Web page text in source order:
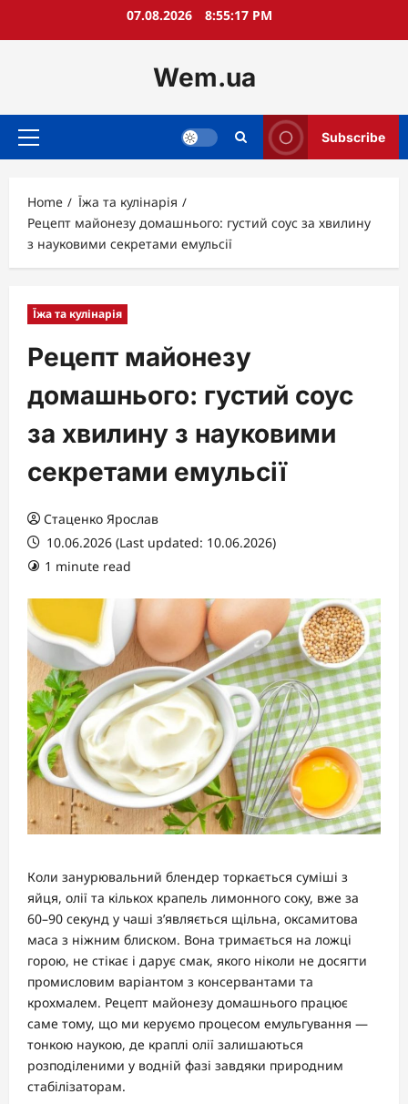
07.08.2026 8:55:18 PM
Wem.ua
Primary
Subscribe
Home
Їжа та кулінарія
Рецепт майонезу домашнього: густий соус за хвилину
з науковими секретами емульсії
Їжа та кулінарія
Рецепт майонезу
домашнього: густий соус
за хвилину з науковими
секретами емульсії
Стаценко Ярослав
10.06.2026 (Last updated: 10.06.2026)
1 minute read
Коли занурювальний блендер торкається суміші з
яйця, олії та кількох крапель лимонного соку, вже за
60–90 секунд у чаші з’являється щільна, оксамитова
маса з ніжним блиском. Вона тримається на ложці
горою, не стікає і дарує смак, якого ніколи не досягти
промисловим варіантом з консервантами та
крохмалем. Рецепт майонезу домашнього працює
саме тому, що ми керуємо процесом емульгування —
тонкою наукою, де краплі олії залишаються
розподіленими у водній фазі завдяки природним
стабілізаторам.